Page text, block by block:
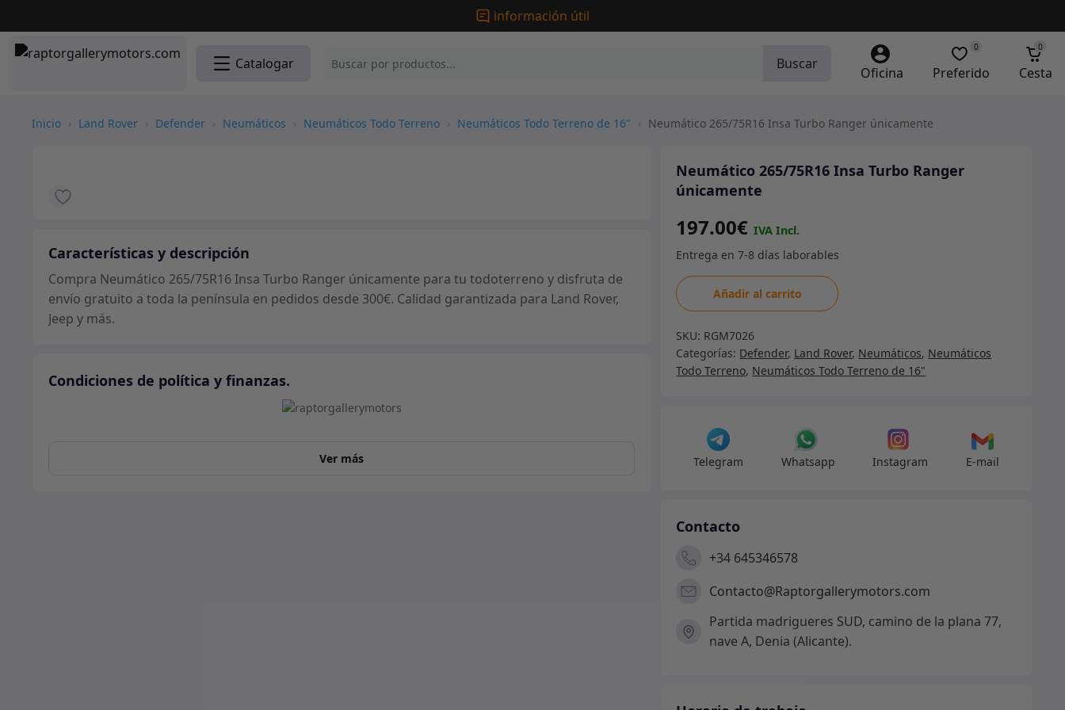
información útil
Catalogar Buscar
Oficina Preferido
0
Cesta
0
Inicio › Land Rover › Defender › Neumáticos › Neumáticos Todo Terreno › Neumáticos Todo Terreno de 16" › Neumático 265/75R16 Insa Turbo Ranger únicamente
Características y descripción
Compra Neumático 265/75R16 Insa Turbo Ranger únicamente para tu todoterreno y disfruta de
envío gratuito a toda la península en pedidos desde 300€. Calidad garantizada para Land Rover,
Jeep y más.
Condiciones de política y finanzas.
Ver más
Neumático 265/75R16 Insa Turbo Ranger
únicamente
197.00€
Neumático
265/75R16
Turbo
Ranger
Añadir al carrito
SKU: RGM7026
Categorías: Defender, Land Rover, Neumáticos, Neumáticos
Todo Terreno, Neumáticos Todo Terreno de 16"
Telegram Whatsapp Instagram E-mail
Contacto
+34 645346578
Contacto@Raptorgallerymotors.com
Partida madrigueres SUD, camino de la plana 77,
nave A, Denia (Alicante).